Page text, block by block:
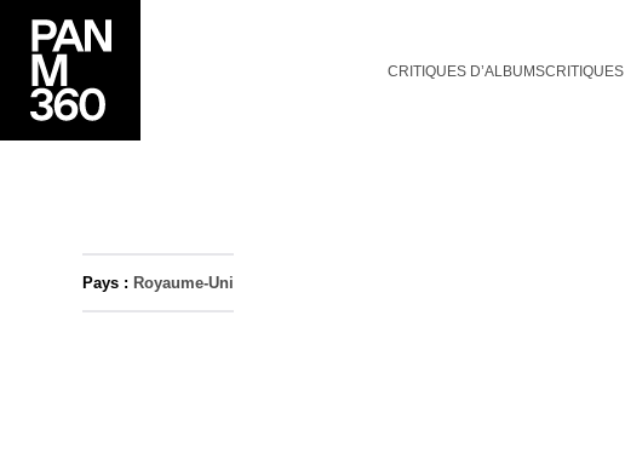
CRITIQUES D’ALBUMS
Pays : Royaume-Uni